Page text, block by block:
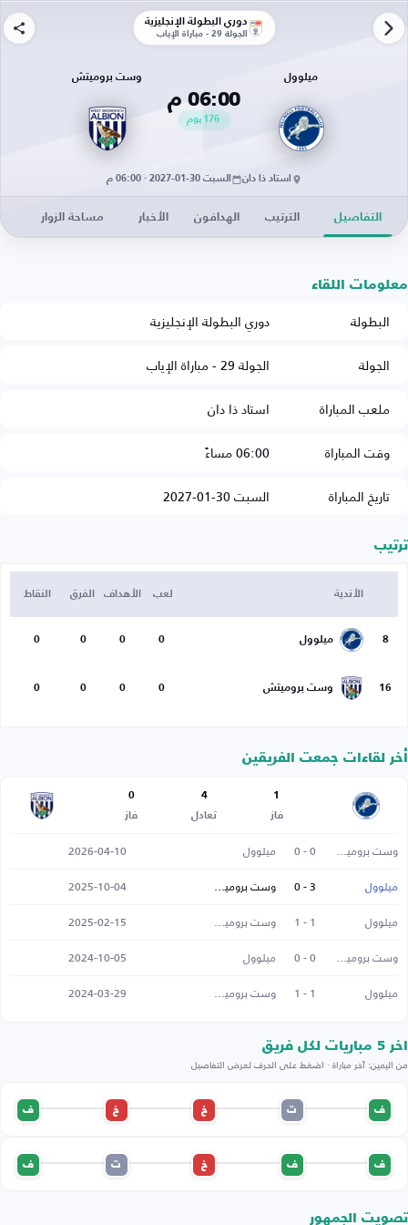
دوري البطولة الإنجليزية
الجولة 29 - مباراة الإياب
ميلوول
06:00 م
176 يوم
وست بروميتش
استاد ذا دان السبت 30-01-2027 · 06:00 م
التفاصيل الترتيب الهدافون الأخبار مساحة الزوار
معلومات اللقاء
البطولة
دوري البطولة الإنجليزية
الجولة
الجولة 29 - مباراة الإياب
ملعب المباراة
استاد ذا دان
وقت المباراة
06:00 مساءً
تاريخ المباراة
السبت 30-01-2027
ترتيب
الأندية لعب الأهداف الفرق النقاط
8 ميلوول 0
0
0
0
16 وست بروميتش 0
0
0
0
أخر لقاءات جمعت الفريقين
1
فاز
4
تعادل
0
فاز
وست بروميتش 0 - 0 ميلوول
2026-04-10
ميلوول
3 - 0 وست بروميتش
2025-10-04
ميلوول
1 - 1 وست بروميتش
2025-02-15
وست بروميتش
0 - 0 ميلوول
2024-10-05
ميلوول
1 - 1 وست بروميتش 2024-03-29
اخر 5 مباريات لكل فريق
من اليمين: آخر مباراة · اضغط على الحرف لعرض التفاصيل
ف ت خ خ ف
ف ف خ ت ف
تصويت الجمهور